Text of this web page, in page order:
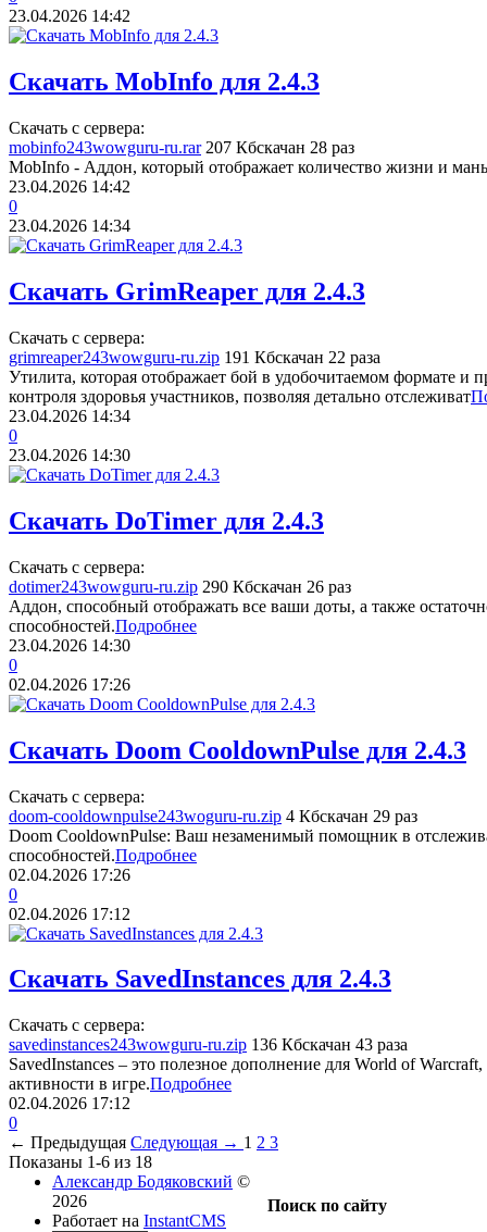
23.04.2026 14:42
Скачать MobInfo для 2.4.3
Скачать с сервера:
mobinfo243wowguru-ru.rar 207 Кбскачан 28 раз
MobInfo - Аддон, который отображает количество жизни и
23.04.2026 14:42
0
23.04.2026 14:34
Скачать GrimReaper для 2.4.3
Скачать с сервера:
grimreaper243wowguru-ru.zip 191 Кбскачан 22 раза
Утилита, которая отображает бой в удобочитаемом формате и
контроля здоровья участников, позволяя детально отслеживат
23.04.2026 14:34
0
23.04.2026 14:30
Скачать DoTimer для 2.4.3
Скачать с сервера:
dotimer243wowguru-ru.zip 290 Кбскачан 26 раз
Аддон, способный отображать все ваши доты, а также
способностей.Подробнее
23.04.2026 14:30
0
02.04.2026 17:26
Скачать Doom CooldownPulse для 2.4.3
Скачать с сервера:
doom-cooldownpulse243woguru-ru.zip 4 Кбскачан 29 раз
Doom CooldownPulse: Ваш незаменимый помощник в
способностей.Подробнее
02.04.2026 17:26
0
02.04.2026 17:12
Скачать SavedInstances для 2.4.3
Скачать с сервера:
savedinstances243wowguru-ru.zip 136 Кбскачан 43 раза
SavedInstances – это полезное дополнение для World of
активности в игре.Подробнее
02.04.2026 17:12
0
← Предыдущая Следующая → 1 2 3
Показаны 1-6 из 18
Поиск по сайту
Александр Бодяковский ©
2026
Работает на InstantCMS